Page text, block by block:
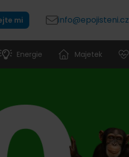
mi info@epojisteni.cz
Energie Majetek